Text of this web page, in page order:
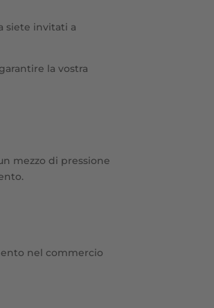
siete invitati a
la vostra
mezzo di pressione
nel commercio